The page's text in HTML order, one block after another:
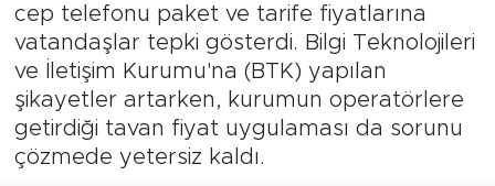
cep telefonu paket ve tarife fiyatlarına
vatandaşlar tepki gösterdi. Bilgi Teknolojileri
ve İletişim Kurumu'na (BTK) yapılan
şikayetler artarken, kurumun operatörlere
getirdiği tavan fiyat uygulaması da sorunu
çözmede yetersiz kaldı.
DÜNYA
GÜNCEL
KARİKATÜR
Tüm Manşetler
Son Dakika Haberleri
Haber Arşivi